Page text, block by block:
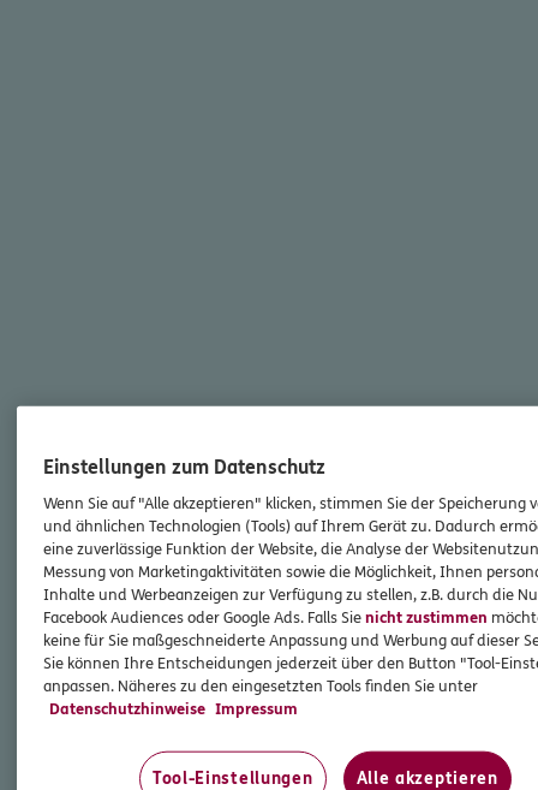
Einstellungen zum Datenschutz
Wenn Sie auf "Alle akzeptieren" klicken, stimmen Sie der Speicherung
und ähnlichen Technologien (Tools) auf Ihrem Gerät zu. Dadurch
eine zuverlässige Funktion der Website, die Analyse der
Messung von Marketingaktivitäten sowie die Möglichkeit, Ihnen
Inhalte und Werbeanzeigen zur Verfügung zu stellen, z.B. durch die
Facebook Audiences oder Google Ads. Falls Sienicht zustimmen
keine für Sie maßgeschneiderte Anpassung und Werbung auf dieser
Sie können Ihre Entscheidungen jederzeit über den Button "Tool-
anpassen. Näheres zu den eingesetzten Tools finden Sie unter
Datenschutzhinweise Impressum
Tool-Einstellungen Alle akzeptieren